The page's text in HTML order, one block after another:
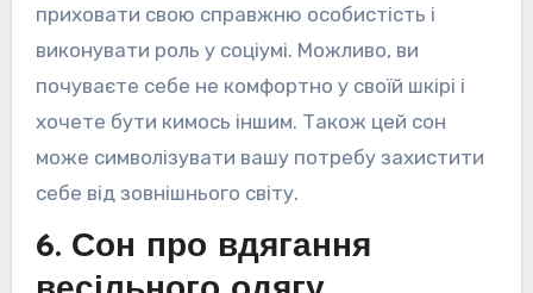
приховати свою справжню особистість і
виконувати роль у соціумі. Можливо, ви
почуваєте себе не комфортно у своїй шкірі і
хочете бути кимось іншим. Також цей сон
може символізувати вашу потребу захистити
себе від зовнішнього світу.
6. Сон про вдягання